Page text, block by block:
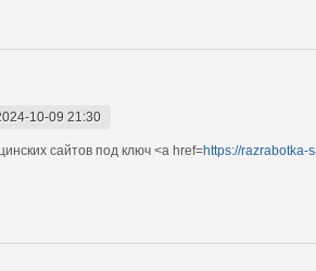
10-09 21:30
сайтов под ключ <a href=https://razrabotka-